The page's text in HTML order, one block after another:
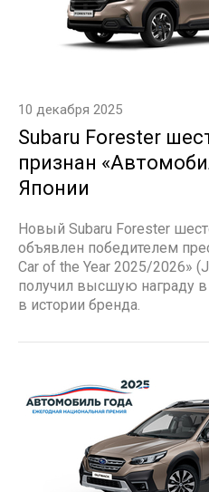
10 декабря 2025
Subaru Forester
признан
Японии
Новый Subaru Forester
объявлен победителем
Car of the Year 2025/2026»
получил высшую награду
в истории бренда.